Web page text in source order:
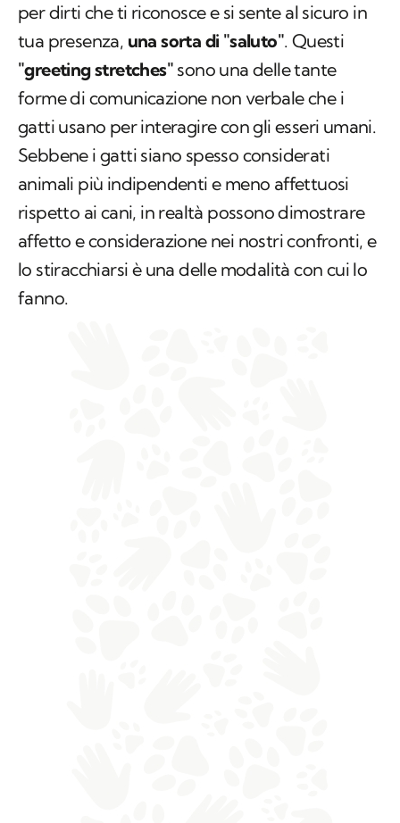
per dirti che ti riconosce e si sente al sicuro in
tua presenza, una sorta di "saluto". Questi
"greeting stretches" sono una delle tante
forme di comunicazione non verbale che i
gatti usano per interagire con gli esseri umani.
Sebbene i gatti siano spesso considerati
animali più indipendenti e meno affettuosi
rispetto ai cani, in realtà possono dimostrare
affetto e considerazione nei nostri confronti, e
lo stiracchiarsi è una delle modalità con cui lo
fanno.